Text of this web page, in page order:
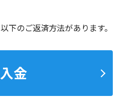
のご返済方法があります。
金